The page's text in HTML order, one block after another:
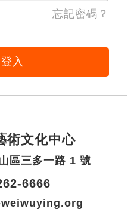
忘記密碼？
入
術文化中心
區三多一路 1 號
6666